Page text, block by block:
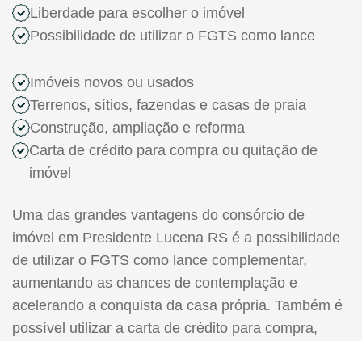
Liberdade para escolher o imóvel
Possibilidade de utilizar o FGTS como lance
Imóveis novos ou usados
Terrenos, sítios, fazendas e casas de praia
Construção, ampliação e reforma
Carta de crédito para compra ou quitação de
imóvel
Uma das grandes vantagens do consórcio de
imóvel em Presidente Lucena RS é a possibilidade
de utilizar o FGTS como lance complementar,
aumentando as chances de contemplação e
acelerando a conquista da casa própria. Também é
possível utilizar a carta de crédito para compra,